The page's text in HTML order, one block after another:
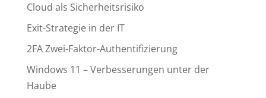
Cloud als Sicherheitsrisiko
Exit-Strategie in der IT
2FA Zwei-Faktor-Authentifizierung
Windows 11 – Verbesserungen unter der
Haube